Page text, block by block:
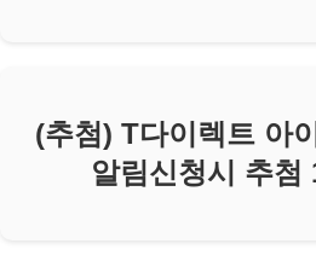
(추첨) T다이렉트 아
알림신청시 추첨